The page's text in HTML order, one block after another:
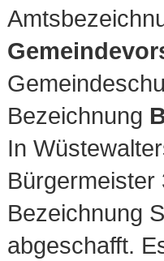
Bezeichnung
In
Bezeichnung
abgeschafft.